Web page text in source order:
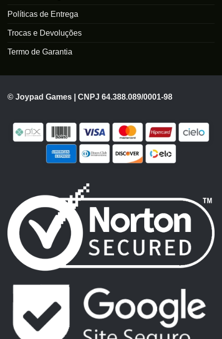
Políticas de Entrega
Trocas e Devoluções
Termo de Garantia
© Joypad Games | CNPJ 64.388.089/0001-98